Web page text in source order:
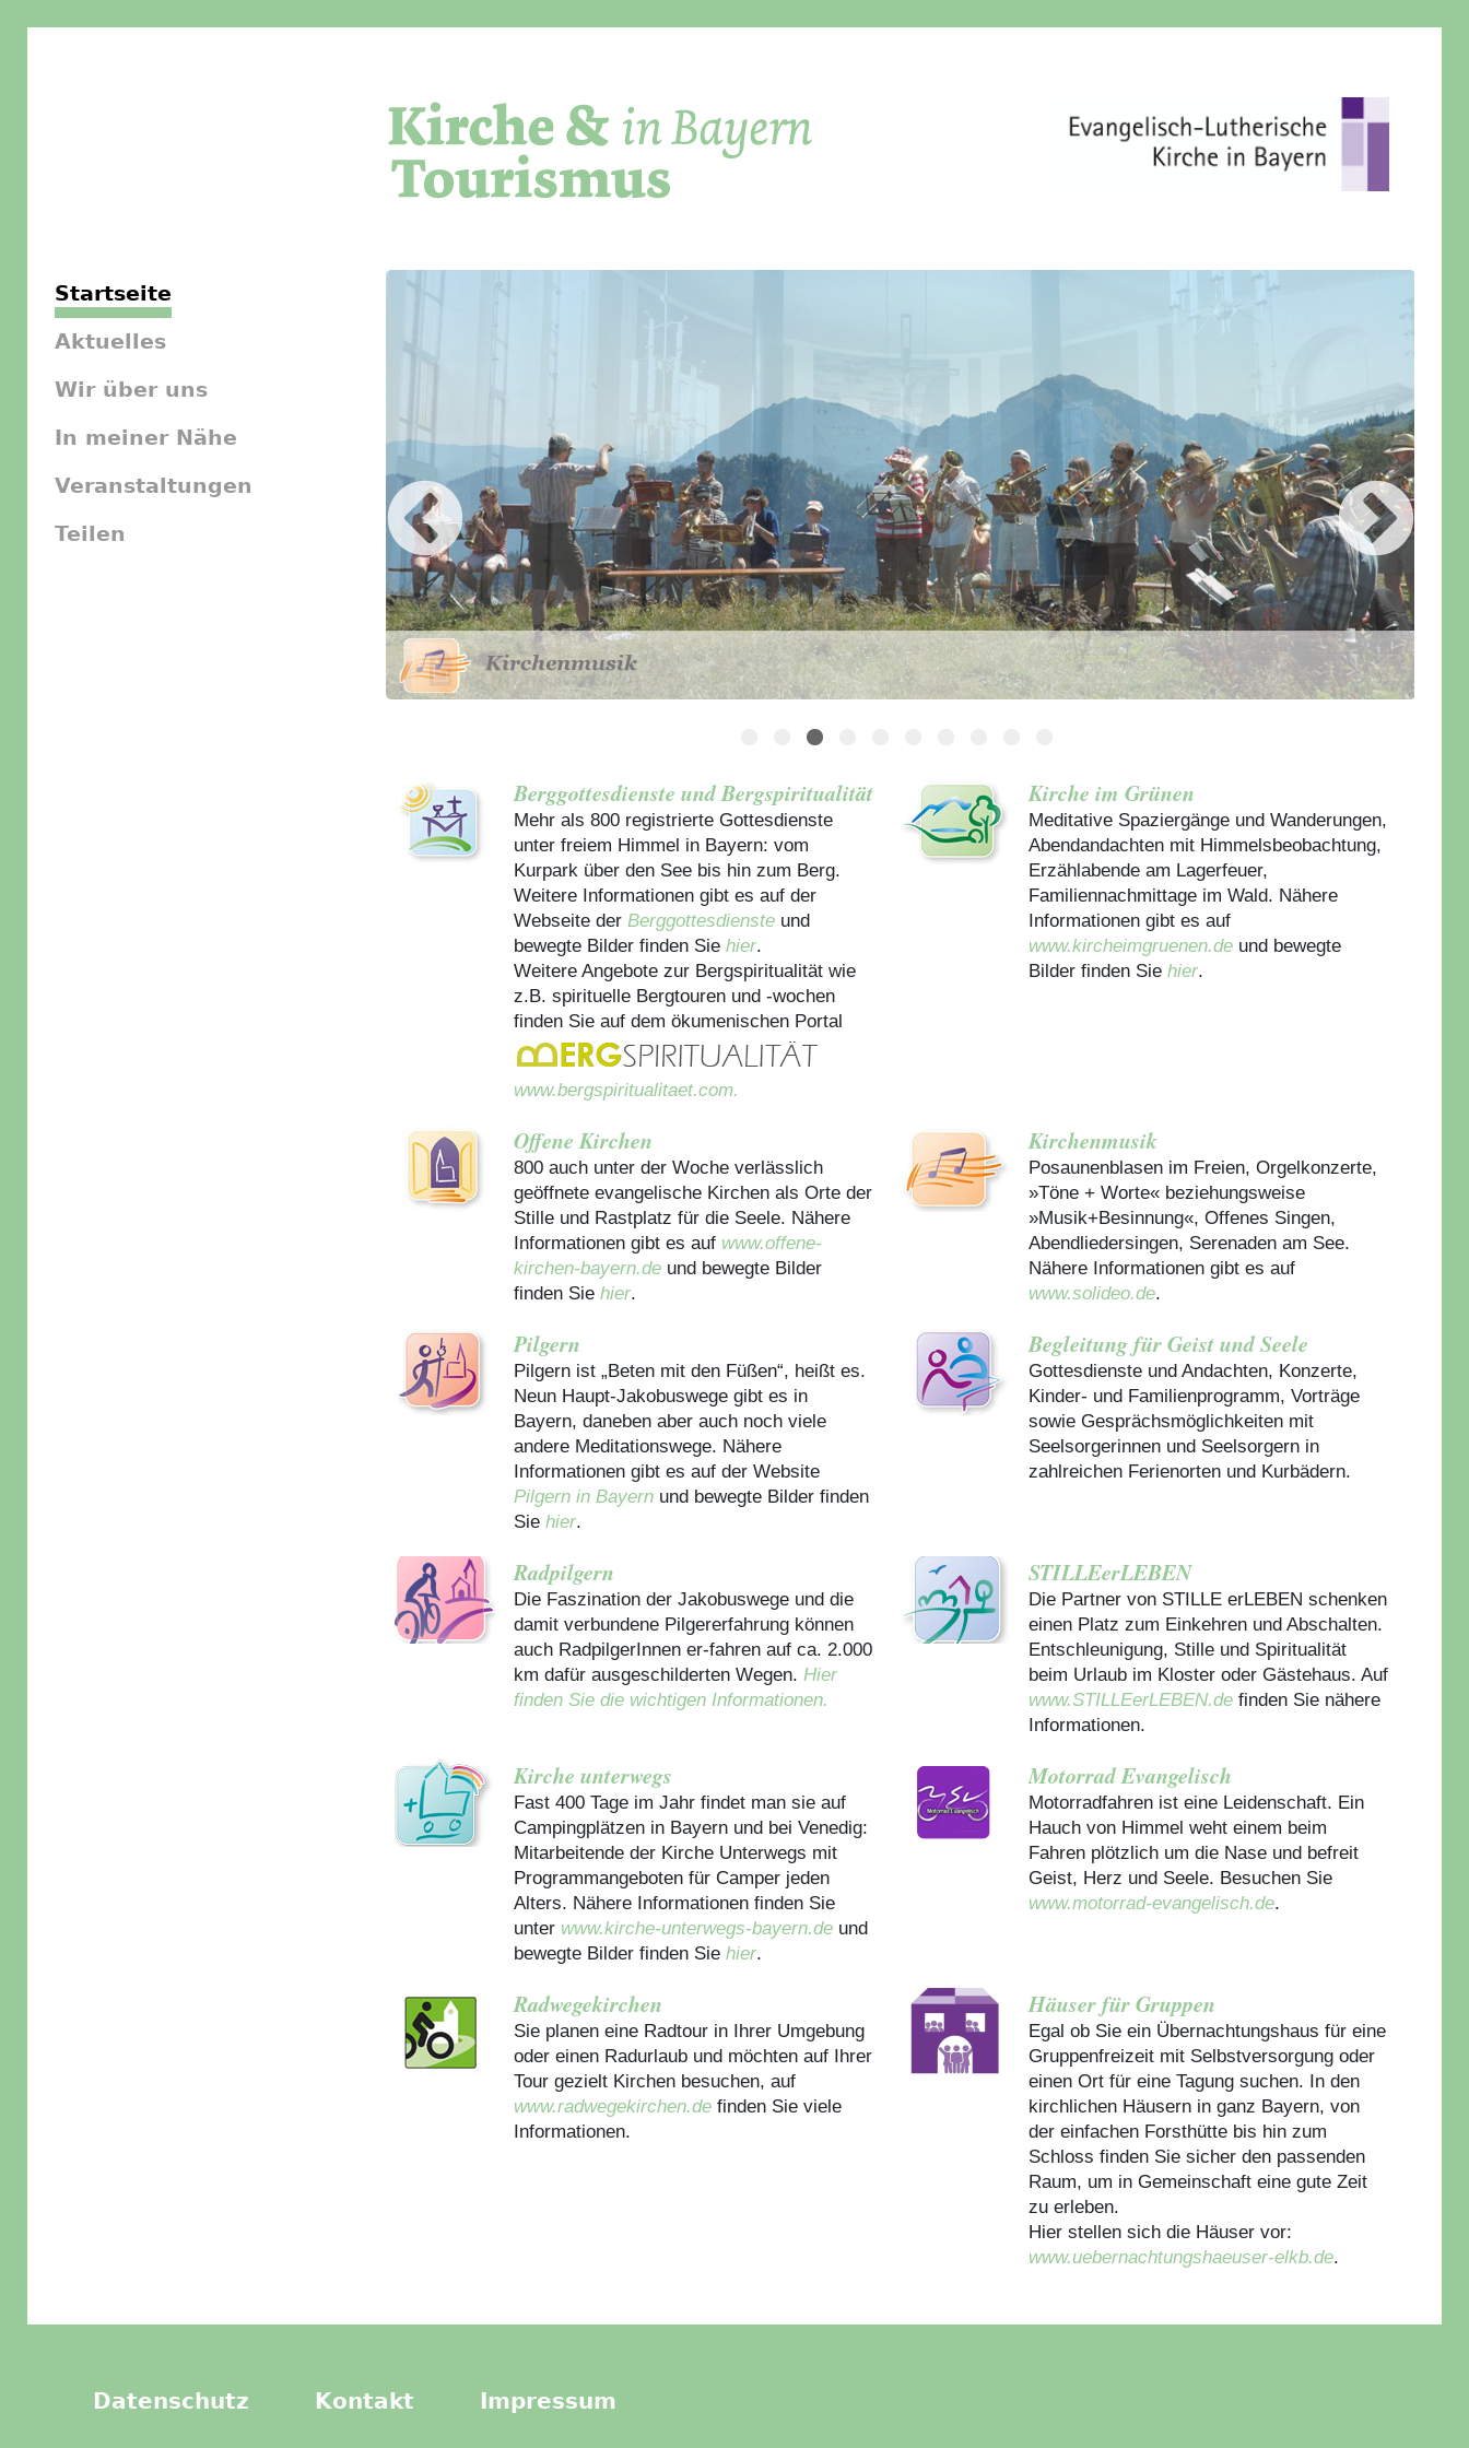
Startseite
Aktuelles
Wir über uns
In meiner Nähe
Veranstaltungen
Teilen
Slider Icon
Bild
Häuser für Gruppen
Berggottesdienste und Bergspiritualität
Mehr als 800 registrierte Gottesdienste
unter freiem Himmel in Bayern: vom
Kurpark über den See bis hin zum Berg.
Weitere Informationen gibt es auf der
Webseite der Berggottesdienste und
bewegte Bilder finden Sie hier.
Weitere Angebote zur Bergspiritualität wie
z.B. spirituelle Bergtouren und -wochen
finden Sie auf dem ökumenischen Portal
www.bergspiritualitaet.com.
Kirche im Grünen
Meditative Spaziergänge und Wanderungen,
Abendandachten mit Himmelsbeobachtung,
Erzählabende am Lagerfeuer,
Familiennachmittage im Wald. Nähere
Informationen gibt es auf
www.kircheimgruenen.deund bewegte
Bilder finden Siehier.
Offene Kirchen
800 auch unter der Woche verlässlich
geöffnete evangelische Kirchen als Orte der
Stille und Rastplatz für die Seele. Nähere
Informationen gibt es auf www.offene-
kirchen-bayern.de und bewegte Bilder
finden Sie hier.
Kirchenmusik
Posaunenblasen im Freien, Orgelkonzerte,
»Töne + Worte« beziehungsweise
»Musik+Besinnung«, Offenes Singen,
Abendliedersingen, Serenaden am See.
Nähere Informationen gibt es auf
www.solideo.de.
Pilgern
Pilgern ist „Beten mit den Füßen“, heißt es.
Neun Haupt-Jakobuswege gibt es in
Bayern, daneben aber auch noch viele
andere Meditationswege. Nähere
Informationen gibt es auf der Website
Pilgern in Bayern und bewegte Bilder finden
Sie hier.
Begleitung für Geist und Seele
Gottesdienste und Andachten, Konzerte,
Kinder- und Familienprogramm, Vorträge
sowie Gesprächsmöglichkeiten mit
Seelsorgerinnen und Seelsorgern in
zahlreichen Ferienorten und Kurbädern.
Radpilgern
Die Faszination der Jakobuswege und die
damit verbundene Pilgererfahrung können
auch RadpilgerInnen er-fahren auf ca. 2.000
km dafür ausgeschilderten Wegen. Hier
finden Sie die wichtigen Informationen.
STILLEerLEBEN
Die Partner von STILLE erLEBEN schenken
einen Platz zum Einkehren und Abschalten.
Entschleunigung, Stille und Spiritualität
beim Urlaub im Kloster oder Gästehaus. Auf
www.STILLEerLEBEN.definden Sie nähere
Informationen.
Kirche unterwegs
Fast 400 Tage im Jahr findet man sie auf
Campingplätzen in Bayern und bei Venedig:
Mitarbeitende der Kirche Unterwegs mit
Programmangeboten für Camper jeden
Alters. Nähere Informationen finden Sie
unter www.kirche-unterwegs-bayern.de und
bewegte Bilder finden Sie hier.
Motorrad Evangelisch
Motorradfahren ist eine Leidenschaft. Ein
Hauch von Himmel weht einem beim
Fahren plötzlich um die Nase und befreit
Geist, Herz und Seele. Besuchen Sie
www.motorrad-evangelisch.de.
Radwegekirchen
Sie planen eine Radtour in Ihrer Umgebung
oder einen Radurlaub und möchten auf Ihrer
Tour gezielt Kirchen besuchen, auf
www.radwegekirchen.de finden Sie viele
Informationen.
Häuser für Gruppen
Egal ob Sie ein Übernachtungshaus für eine
Gruppenfreizeit mit Selbstversorgung oder
einen Ort für eine Tagung suchen. In den
kirchlichen Häusern in ganz Bayern, von
der einfachen Forsthütte bis hin zum
Schloss finden Sie sicher den passenden
Raum, um in Gemeinschaft eine gute Zeit
zu erleben.
Hier stellen sich die Häuser vor:
www.uebernachtungshaeuser-elkb.de.
Datenschutz Kontakt Impressum